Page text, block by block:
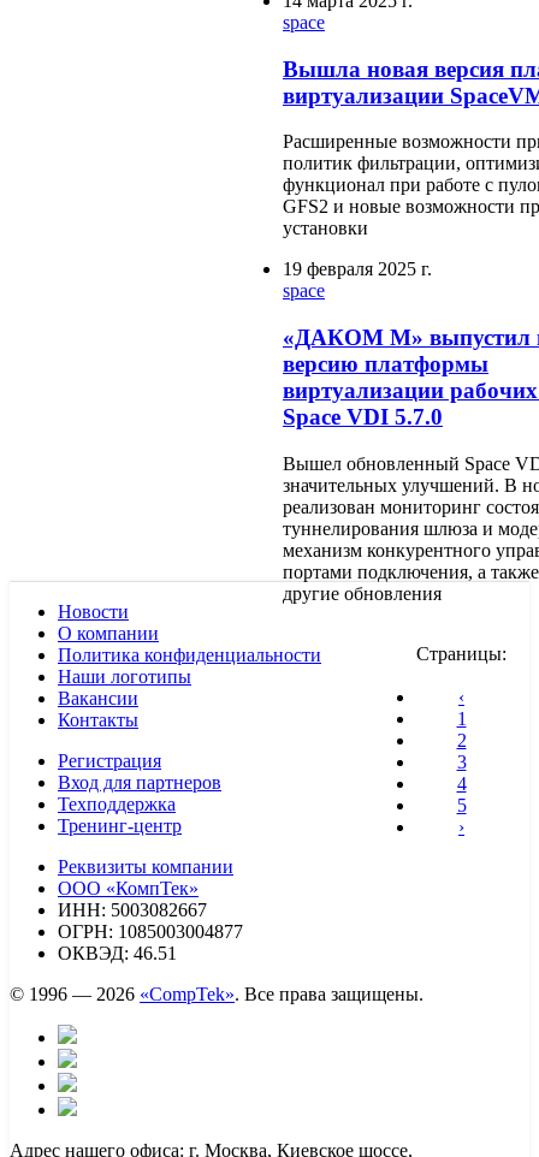
space
Вышла новая версия
виртуализации
Расширенные возможности
политик фильтрации,
функционал при работе с
GFS2 и новые возможности
установки
19 февраля 2025 г.
space
«ДАКОМ М» выпустил
версию платформы
виртуализации
Space VDI 5.7.0
Вышел обновленный Space
значительных улучшений. В
реализован мониторинг
туннелирования шлюза и
механизм конкурентного
портами подключения, а
другие обновления
Страницы:
‹
1
2
3
4
5
›
Новости
О компании
Политика конфиденциальности
Наши логотипы
Вакансии
Контакты
Регистрация
Вход для партнеров
Техподдержка
Тренинг-центр
Реквизиты компании
ООО «КомпТек»
ИНН: 5003082667
ОГРН: 1085003004877
ОКВЭД: 46.51
© 1996 — 2026 «CompTek». Все права защищены.
Адрес нашего офиса: г. Москва, Киевское шоссе,